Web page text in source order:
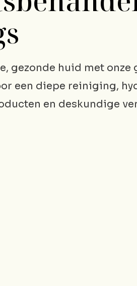
gezonde huid met
een diepe reiniging,
en deskundige